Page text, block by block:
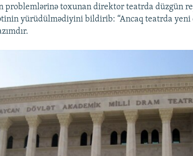
problemlərinə toxunan direktor teatrda düzgün
yürüdülmədiyini bildirib: “Ancaq teatrda yeni